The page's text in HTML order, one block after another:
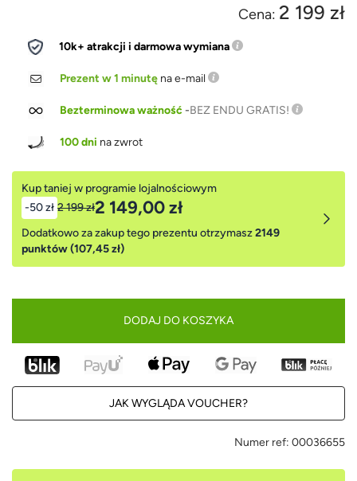
Cena: 2 199 zł
10k+ atrakcji i darmowa wymiana
Prezent w 1 minutę na e-mail
Bezterminowa ważność-BEZ ENDU GRATIS!
100 dni na zwrot
Kup taniej w programie lojalnościowym
-50 zł 2 199 zł2 149,00 zł
Dodatkowo za zakup tego prezentu otrzymasz2149
punktów (107,45 zł)
DODAJ DO KOSZYKA
JAK WYGLĄDA VOUCHER?
Numer ref: 00036655